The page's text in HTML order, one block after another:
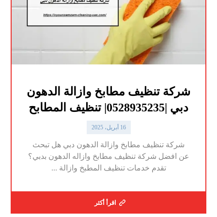
شركة تنظيف مطابخ وازالة الدهون
دبي |0528935235| تنظيف المطابح
16 أبريل، 2025
شركة تنظيف مطابخ وازالة الدهون دبي هل تبحث
عن افضل شركة تنظيف مطابخ وازاله الدهون بدبي؟
تقدم خدمات تنظيف المطبخ وازالة ...
اقرأ أكثر